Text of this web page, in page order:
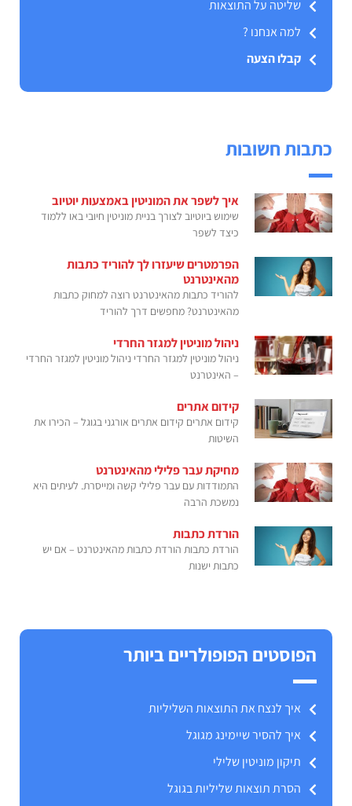
שליטה על התוצאות
למה אנחנו ?
קבלו הצעה
כתבות חשובות
איך לשפר את המוניטין באמצעות יוטיוב
שימוש ביוטיוב לצורך בניית מוניטין חיובי באו ללמוד
כיצד לשפר
הפרמטרים שיעזרו לך להוריד כתבות
מהאינטרנט
להוריד כתבות מהאינטרנט רוצה למחוק כתבות
מהאינטרנט? מחפשים דרך להוריד
ניהול מוניטין למגזר החרדי
ניהול מוניטין למגזר החרדי ניהול מוניטין למגזר החרדי
– האינטרנט
קידום אתרים
קידום אתרים קידום אתרים אורגני בגוגל – הכירו את
השיטות
מחיקת עבר פלילי מהאינטרנט
התמודדות עם עבר פלילי קשה ומייסרת. לעיתים היא
נמשכת הרבה
הורדת כתבות
הורדת כתבות הורדת כתבות מהאינטרנט – אם יש
כתבות ישנות
הפוסטים הפופולריים ביותר
איך לנצח את התוצאות השליליות
איך להסיר שיימינג מגוגל
תיקון מוניטין שלילי
הסרת תוצאות שליליות בגוגל